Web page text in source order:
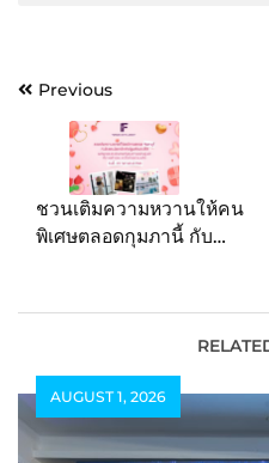
PostPrevious
ชวนเติมความหวานให้คน
พิเศษตลอดกุมภานี้ กับ
เวลาที่แสนหวานอย่างคุ้ม
ค่า ทั้งการพักผ่อน และมื้อ
ค่ำสุดโรแมนติก วันนี้ – 28
กุมภาพันธ์ 2568
AUGUST 1, 2026